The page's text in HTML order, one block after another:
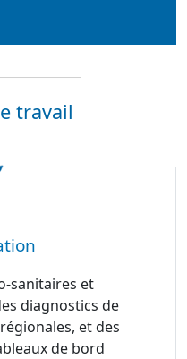
travail
sanitaires et
diagnostics de
et des
de bord